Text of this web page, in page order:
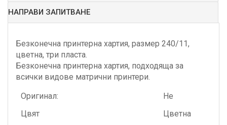
НАПРАВИ ЗАПИТВАНЕ
Безконечна принтерна хартия, размер 240/11,
цветна, три пласта.
Безконечна принтерна хартия, подходяща за
всички видове матрични принтери.
Оригинал:
Не
Цвят
Цветна